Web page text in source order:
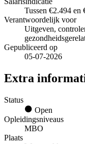
Tussen €2.494 en
Verantwoordelijk voor
Uitgeven,
Gepubliceerd op
05-07-2026
Extra
Status
Open
Opleidingsniveaus
MBO
Plaats